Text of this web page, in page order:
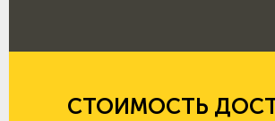
СТОИМОСТЬ